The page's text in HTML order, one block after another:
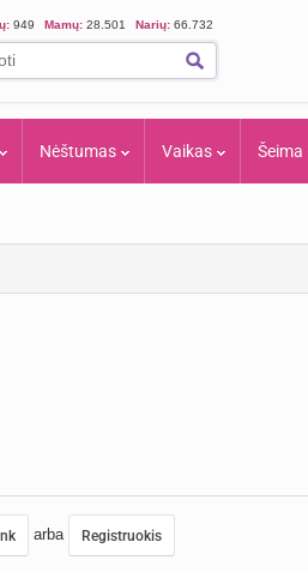
949 Mamų: 28.501 Narių: 66.732
Nėštumas Vaikas Šeima
arba Registruokis